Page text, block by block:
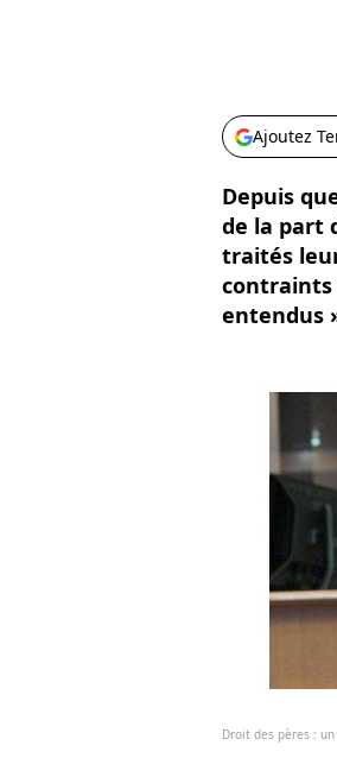
Ajoutez
Depuis
de la part
traités
contraints
entendus
Droit des pères :